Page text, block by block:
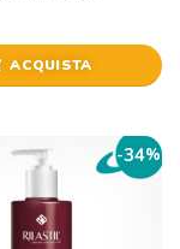
ACQUISTA
-34%